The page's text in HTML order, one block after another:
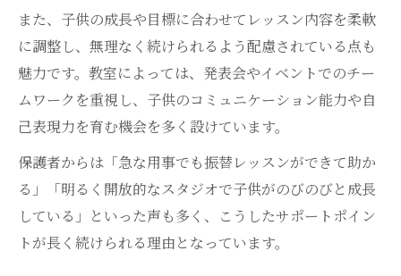
また、子供の成長や目標に合わせてレッスン内容を柔軟
に調整し、無理なく続けられるよう配慮されている点も
魅力です。教室によっては、発表会やイベントでのチー
ムワークを重視し、子供のコミュニケーション能力や自
己表現力を育む機会を多く設けています。
保護者からは「急な用事でも振替レッスンができて助か
る」「明るく開放的なスタジオで子供がのびのびと成長
している」といった声も多く、こうしたサポートポイン
トが長く続けられる理由となっています。